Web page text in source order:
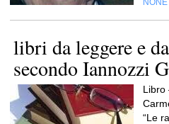
NONE
libri da leggere e
secondo Iannozzi
Libro
“Le